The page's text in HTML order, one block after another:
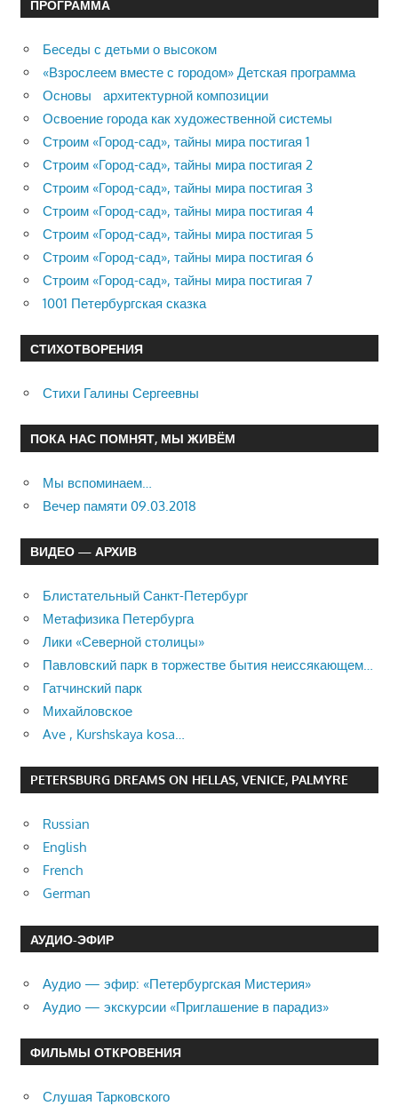
ПРОГРАММА
Беседы с детьми о высоком
«Взрослеем вместе с городом» Детская программа
Основы архитектурной композиции
Освоение города как художественной системы
Строим «Город-сад», тайны мира постигая 1
Строим «Город-сад», тайны мира постигая 2
Строим «Город-сад», тайны мира постигая 3
Строим «Город-сад», тайны мира постигая 4
Строим «Город-сад», тайны мира постигая 5
Строим «Город-сад», тайны мира постигая 6
Строим «Город-сад», тайны мира постигая 7
1001 Петербургская сказка
СТИХОТВОРЕНИЯ
Стихи Галины Сергеевны
ПОКА НАС ПОМНЯТ, МЫ ЖИВЁМ
Мы вспоминаем…
Вечер памяти 09.03.2018
ВИДЕО — АРХИВ
Блистательный Санкт-Петербург
Метафизика Петербурга
Лики «Северной столицы»
Павловский парк в торжестве бытия неиссякающем…
Гатчинский парк
Михайловское
Ave , Kurshskaya kosa…
PETERSBURG DREAMS ON HELLAS, VENICE, PALMYRE
Russian
English
French
German
АУДИО-ЭФИР
Аудио — эфир: «Петербургская Мистерия»
Аудио — экскурсии «Приглашение в парадиз»
ФИЛЬМЫ ОТКРОВЕНИЯ
Слушая Тарковского